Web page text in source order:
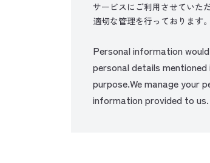
サービスにご利用させていた
適切な管理を行っております。
Personal information
personal details
purpose.We manage your
information provided to us.